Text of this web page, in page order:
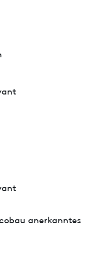
anerkanntes